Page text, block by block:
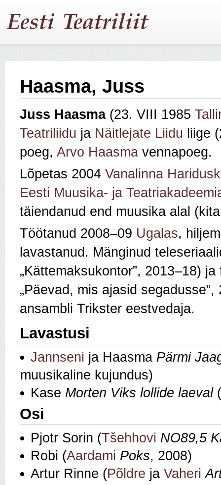
Haasma, Juss
Juss Haasma (23. VIII 1985
Teatriliidu ja Näitlejate Liidu liige
poeg, Arvo Haasma vennapoeg.
Lõpetas 2004 Vanalinna
Eesti Muusika- ja
täiendanud end muusika alal
Töötanud 2008–09 Ugalas,
lavastanud. Mänginud
„Kättemaksukontor”, 2013–18) ja
„Päevad, mis ajasid segadusse”,
ansambli Trikster eestvedaja.
Lavastusi
Jannseni ja Haasma Pärmi
muusikaline kujundus)
Kase Morten Viks lollide laeval
Osi
Pjotr Sorin (Tšehhovi NO89,5
Robi (Aardami Poks, 2008)
Artur Rinne (Põldre ja Vaheri